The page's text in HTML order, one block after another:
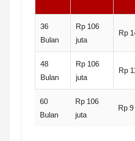
36
Bulan
Rp 106
juta
Rp
48
Bulan
Rp 106
juta
Rp
60
Bulan
Rp 106
juta
Rp